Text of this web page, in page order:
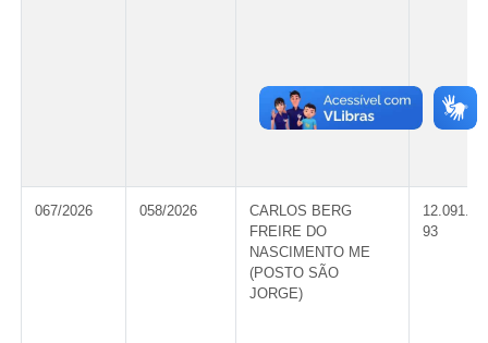
067/2026 058/2026
CARLOS BERG
FREIRE DO
NASCIMENTO ME
(POSTO SÃO
JORGE)
93